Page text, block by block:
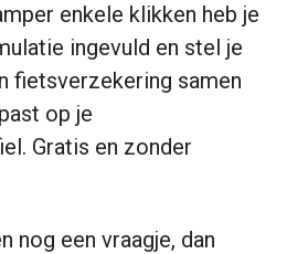
enkele klikken heb je
ingevuld en stel je
fietsverzekering samen
op je
Gratis en zonder
nog een vraagje, dan